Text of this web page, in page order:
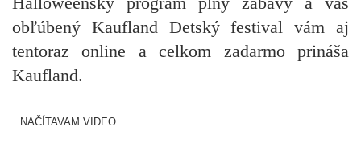
obľúbený Kaufland Detský festival vám aj
tentoraz online a celkom zadarmo prináša
Kaufland.
NAČÍTAVAM VIDEO...